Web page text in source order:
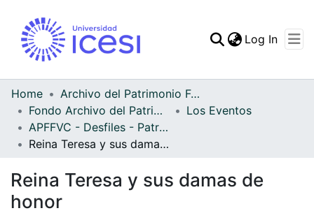
Statistics
Log In
Home
Archivo del Patrimonio Fotográfico y Fílmico del Valle del Cauca
Fondo Archivo del Patrimonio Fotográfico y Fílmico del Valle del Cauca
Los Eventos
APFFVC - Desfiles - Patrimonial
Reina Teresa y sus damas de honor
Reina Teresa y sus damas de
honor